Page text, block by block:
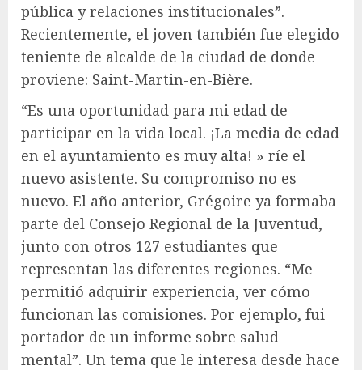
pública y relaciones institucionales”.
Recientemente, el joven también fue elegido
teniente de alcalde de la ciudad de donde
proviene: Saint-Martin-en-Bière.
“Es una oportunidad para mi edad de
participar en la vida local. ¡La media de edad
en el ayuntamiento es muy alta! » ríe el
nuevo asistente. Su compromiso no es
nuevo. El año anterior, Grégoire ya formaba
parte del Consejo Regional de la Juventud,
junto con otros 127 estudiantes que
representan las diferentes regiones. “Me
permitió adquirir experiencia, ver cómo
funcionan las comisiones. Por ejemplo, fui
portador de un informe sobre salud
mental”. Un tema que le interesa desde hace